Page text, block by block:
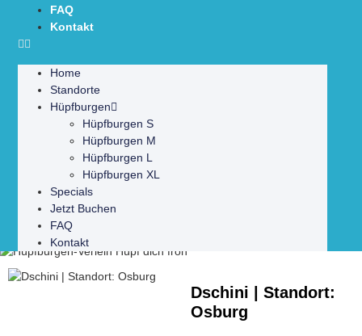
FAQ
Kontakt
Home
Standorte
Hüpfburgen
Hüpfburgen S
Hüpfburgen M
Hüpfburgen L
Hüpfburgen XL
Specials
Jetzt Buchen
FAQ
Kontakt
Dschini | Standort:
Osburg